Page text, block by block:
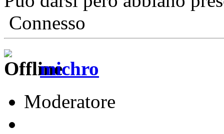
Connesso
michro
Moderatore